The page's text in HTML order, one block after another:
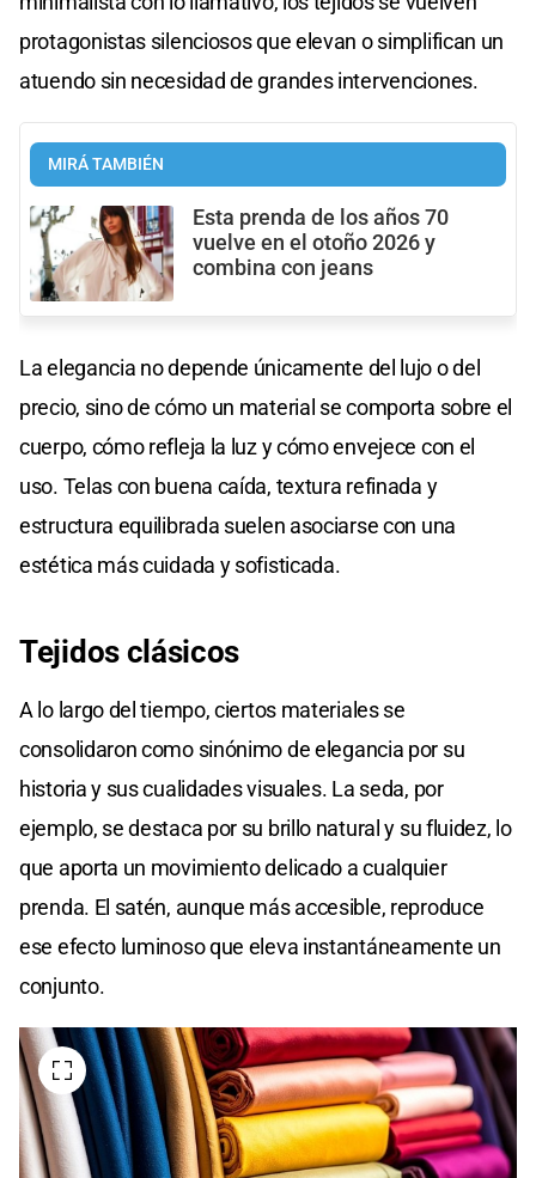
protagonistas silenciosos que elevan o simplifican un
atuendo sin necesidad de grandes intervenciones.
MIRÁ TAMBIÉN
Esta prenda de los años 70
vuelve en el otoño 2026 y
combina con jeans
La elegancia no depende únicamente del lujo o del
precio, sino de cómo un material se comporta sobre el
cuerpo, cómo refleja la luz y cómo envejece con el
uso. Telas con buena caída, textura refinada y
estructura equilibrada suelen asociarse con una
estética más cuidada y sofisticada.
Tejidos clásicos
A lo largo del tiempo, ciertos materiales se
consolidaron como sinónimo de elegancia por su
historia y sus cualidades visuales. La seda, por
ejemplo, se destaca por su brillo natural y su fluidez, lo
que aporta un movimiento delicado a cualquier
prenda. El satén, aunque más accesible, reproduce
ese efecto luminoso que eleva instantáneamente un
conjunto.